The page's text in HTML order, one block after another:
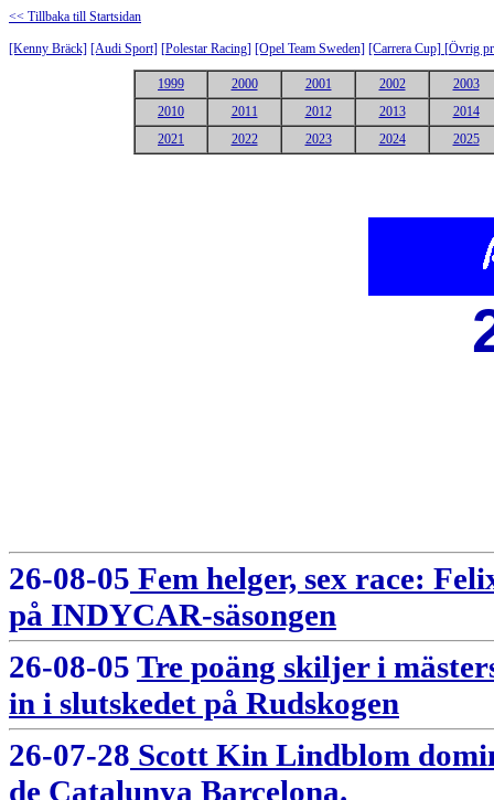
<< Tillbaka till Startsidan
[Kenny Bräck] [Audi Sport] [Polestar Racing] [Opel Team Sweden] [Carrera Cup] [Övrig
1999 2000 2001 2002
2003
2010
2011 2012 2013
2014
2021
2022 2023 2024 2025
26-08-05 Fem helger, sex race:
på INDYCAR-säsongen
26-08-05 Tre poäng skiljer i
in i slutskedet på Rudskogen
26-07-28 Scott Kin Lindblom
de Catalunya Barcelona.